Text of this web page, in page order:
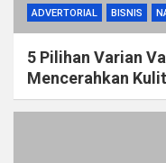
ADVERTORIAL BISNIS
5 Pilihan Varian
Mencerahkan Kulit